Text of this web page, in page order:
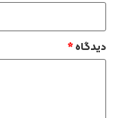
دیدگاه*